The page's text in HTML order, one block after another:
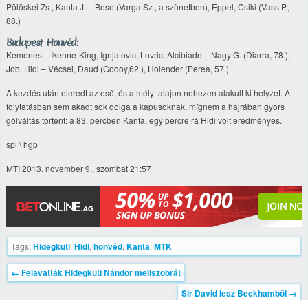
Pölöskei Zs., Kanta J. – Bese (Varga Sz., a szünetben), Eppel, Csiki (Vass P.,
88.)
Budapest Honvéd:
Kemenes – Ikenne-King, Ignjatovic, Lovric, Alcibiade – Nagy G. (Diarra, 78.),
Job, Hidi – Vécsei, Daud (Godoy,62.), Holender (Perea, 57.)
A kezdés után eleredt az eső, és a mély talajon nehezen alakult ki helyzet. A
folytatásban sem akadt sok dolga a kapusoknak, mígnem a hajrában gyors
gólváltás történt: a 83. percben Kanta, egy percre rá Hidi volt eredményes.
spi \ hgp
MTI 2013. november 9., szombat 21:57
Tags:Hidegkuti, Hidi, honvéd, Kanta, MTK
← Felavatták Hidegkuti Nándor mellszobrát
Sir David lesz Beckhamből →